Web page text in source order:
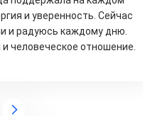
и уверенность. Сейчас
и радуюсь каждому дню.
человеческое отношение.